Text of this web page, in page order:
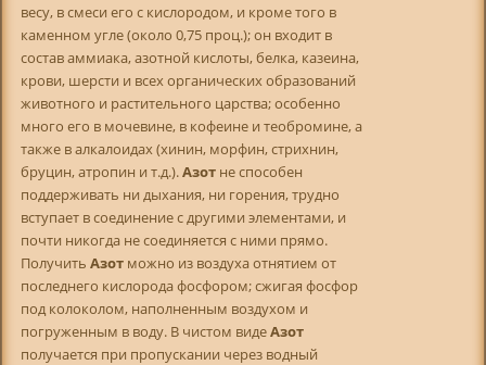
весу, в смеси его с кислородом, и кроме того в
каменном угле (около 0,75 проц.); он входит в
состав аммиака, азотной кислоты, белка, казеина,
крови, шерсти и всех органических образований
животного и растительного царства; особенно
много его в мочевине, в кофеине и теобромине, а
также в алкалоидах (хинин, морфин, стрихнин,
бруцин, атропин и т.д.).Азот не способен
поддерживать ни дыхания, ни горения, трудно
вступает в соединение с другими элементами, и
почти никогда не соединяется с ними прямо.
Получить Азот можно из воздуха отнятием от
последнего кислорода фосфором; сжигая фосфор
под колоколом, наполненным воздухом и
погруженным в воду. В чистом видеАзот
получается при пропускании через водный